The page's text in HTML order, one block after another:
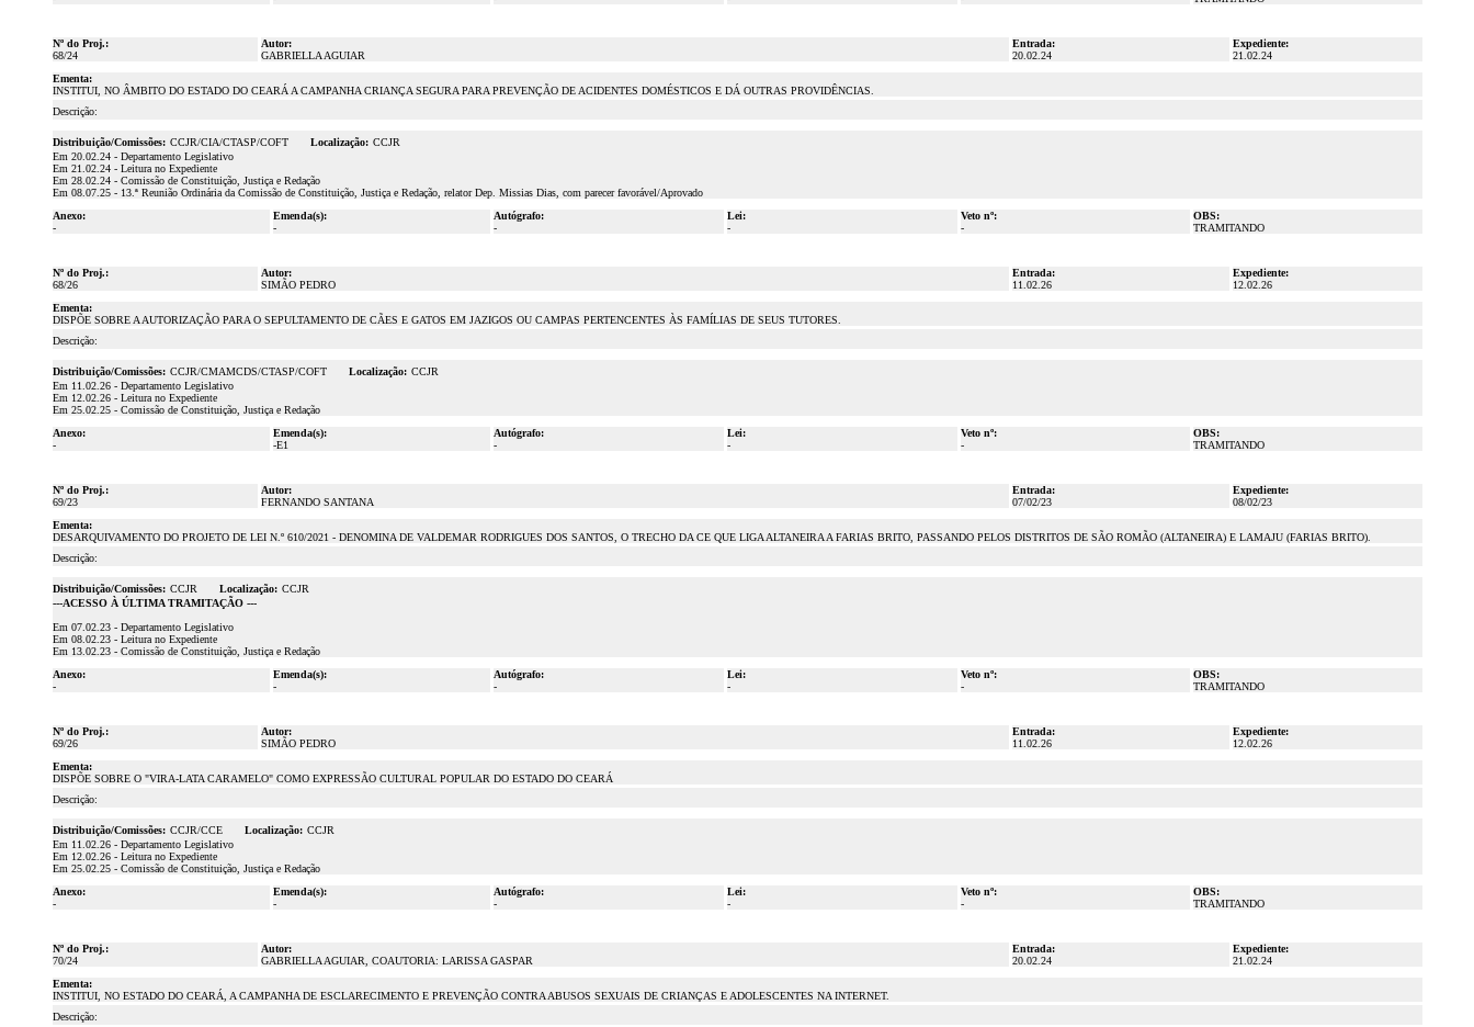
Nº do Proj.:
68/24
Autor:
GABRIELLA AGUIAR
Entrada:
20.02.24
Expediente:
21.02.24
Ementa:
INSTITUI, NO ÂMBITO DO ESTADO DO CEARÁ A CAMPANHA CRIANÇA SEGURA PARA PREVENÇÃO DE ACIDENTES DOMÉSTICOS E DÁ OUTRAS PROVIDÊNCIAS.
Descrição:
Distribuição/Comissões: CCJR/CIA/CTASP/COFT Localização: CCJR
Em 20.02.24 - Departamento Legislativo
Em 21.02.24 - Leitura no Expediente
Em 28.02.24 - Comissão de Constituição, Justiça e Redação
Em 08.07.25 - 13.ª Reunião Ordinária da Comissão de Constituição, Justiça e Redação, relator Dep. Missias Dias, com parecer favorável/Aprovado
Anexo:
-
Emenda(s):
-
Autógrafo:
-
Lei:
-
Veto nº:
-
OBS:
TRAMITANDO
Nº do Proj.:
68/26
Autor:
SIMÃO PEDRO
Entrada:
11.02.26
Expediente:
12.02.26
Ementa:
DISPÕE SOBRE A AUTORIZAÇÃO PARA O SEPULTAMENTO DE CÃES E GATOS EM JAZIGOS OU CAMPAS PERTENCENTES ÀS FAMÍLIAS DE SEUS TUTORES.
Descrição:
Distribuição/Comissões: CCJR/CMAMCDS/CTASP/COFT Localização: CCJR
Em 11.02.26 - Departamento Legislativo
Em 12.02.26 - Leitura no Expediente
Em 25.02.25 - Comissão de Constituição, Justiça e Redação
Anexo:
-
Emenda(s):
-E1
Autógrafo:
-
Lei:
-
Veto nº:
-
OBS:
TRAMITANDO
Nº do Proj.:
69/23
Autor:
FERNANDO SANTANA
Entrada:
07/02/23
Expediente:
08/02/23
Ementa:
DESARQUIVAMENTO DO PROJETO DE LEI N.º 610/2021 - DENOMINA DE VALDEMAR RODRIGUES DOS SANTOS, O TRECHO DA CE QUE LIGA ALTANEIRA A FARIAS BRITO, PASSANDO PELOS DISTRITOS DE SÃO ROMÃO (ALTANEIRA) E LAMAJU (FARIAS BRITO).
Descrição:
Distribuição/Comissões: CCJR Localização: CCJR
---ACESSO À ÚLTIMA TRAMITAÇÃO ---
Em 07.02.23 - Departamento Legislativo
Em 08.02.23 - Leitura no Expediente
Em 13.02.23 - Comissão de Constituição, Justiça e Redação
Anexo:
-
Emenda(s):
-
Autógrafo:
-
Lei:
-
Veto nº:
-
OBS:
TRAMITANDO
Nº do Proj.:
69/26
Autor:
SIMÃO PEDRO
Entrada:
11.02.26
Expediente:
12.02.26
Ementa:
DISPÕE SOBRE O "VIRA-LATA CARAMELO" COMO EXPRESSÃO CULTURAL POPULAR DO ESTADO DO CEARÁ
Descrição:
Distribuição/Comissões: CCJR/CCE Localização: CCJR
Em 11.02.26 - Departamento Legislativo
Em 12.02.26 - Leitura no Expediente
Em 25.02.25 - Comissão de Constituição, Justiça e Redação
Anexo:
-
Emenda(s):
-
Autógrafo:
-
Lei:
-
Veto nº:
-
OBS:
TRAMITANDO
Nº do Proj.:
70/24
Autor:
GABRIELLA AGUIAR, COAUTORIA: LARISSA GASPAR
Entrada:
20.02.24
Expediente:
21.02.24
Ementa:
INSTITUI, NO ESTADO DO CEARÁ, A CAMPANHA DE ESCLARECIMENTO E PREVENÇÃO CONTRA ABUSOS SEXUAIS DE CRIANÇAS E ADOLESCENTES NA INTERNET.
Descrição: